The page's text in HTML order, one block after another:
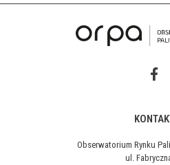
Obserwatorium Rynku
ul.